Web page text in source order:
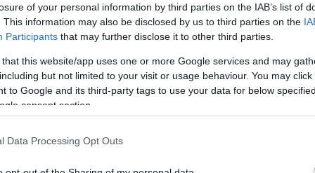
of your personal information by third parties on the IAB’s list of
This information may also be disclosed by us to third parties on the
Participants that may further disclose it to other third parties.
that this website/app uses one or more Google services and may
but not limited to your visit or usage behaviour. You may
to Google and its third-party tags to use your data for below
consent section.
Data Processing Opt Outs
προς τον Υπουργό Περιβάλλοντος και
, ζητά να εξεταστούν και να δοθούν
θέσεων που περιλαμβάνονται στην
Καρύστου. Υπενθυμίζεται ότι για
η υπ’ αριθμ. 2348/15.1.2026
περιοχές Natura